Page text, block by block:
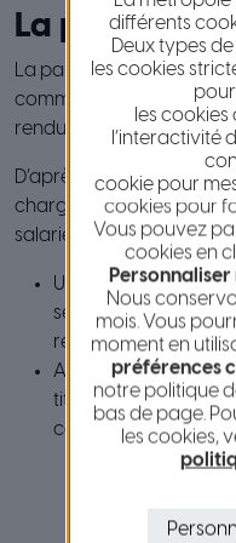
La
La participation de
commun et aux services
rendue obligatoire par le
D’après le Code du
charge des frais de
salariés doivent remplir
Utiliser des
service public de
résidence habituelle
Acheter, pour payer
titres d’abonnement
catégories
Les
annuels,
différents
Deux types
les cookies
les
l’interactivité
cookie pour
cookies pour
Vous pouvez
cookies en
Nous
mois. Vous
moment en
préférences
notre politique
bas de page.
les cookies,